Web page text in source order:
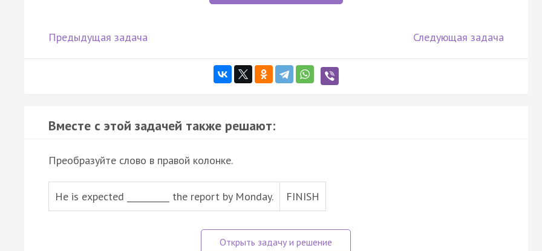
Предыдущая задача Следующая задача
Вместе с этой задачей также решают:
Преобразуйте слово в правой колонке.
He is expected __________ the report by Monday. FINISH